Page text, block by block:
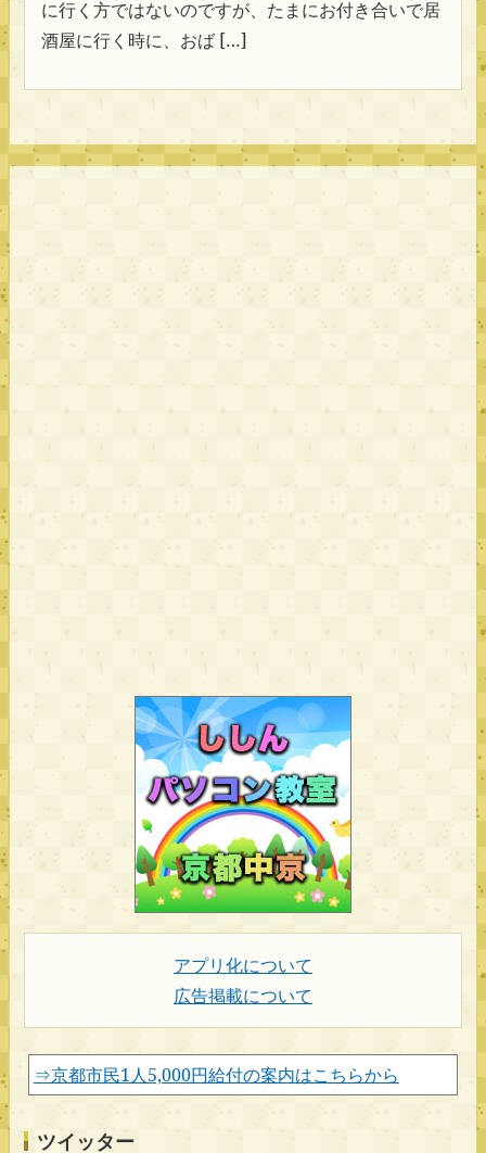
に行く方ではないのですが、たまにお付き合いで居
酒屋に行く時に、おば […]
アプリ化について
広告掲載について
⇒京都市民1人5,000円給付の案内はこちらから
ツイッター